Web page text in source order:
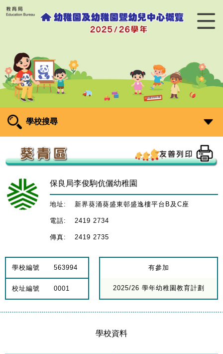
學校搜尋
保良局李俊駒伉儷幼稚園
地址: 新界葵涌葵盛東邨盛逸樓平台B及C座
電話: 2419 2734
傳真: 2419 2735
學校編號 563994
校址編號 0001
有參加
2025/26 學年幼稚園教育計劃
學校資料